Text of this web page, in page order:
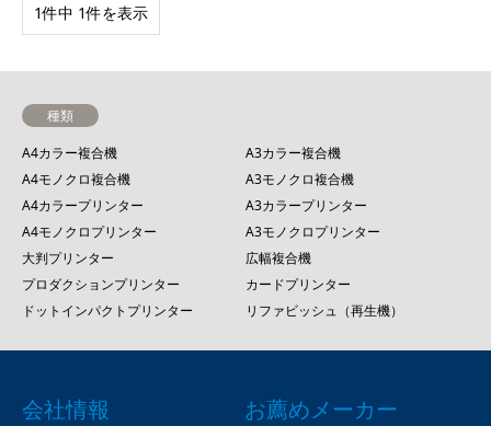
1件中 1件を表示
種類
A4カラー複合機
A3カラー複合機
A4モノクロ複合機
A3モノクロ複合機
A4カラープリンター
A3カラープリンター
A4モノクロプリンター
A3モノクロプリンター
大判プリンター
広幅複合機
プロダクションプリンター
カードプリンター
ドットインパクトプリンター
リファビッシュ（再生機）
会社情報 お薦めメーカー